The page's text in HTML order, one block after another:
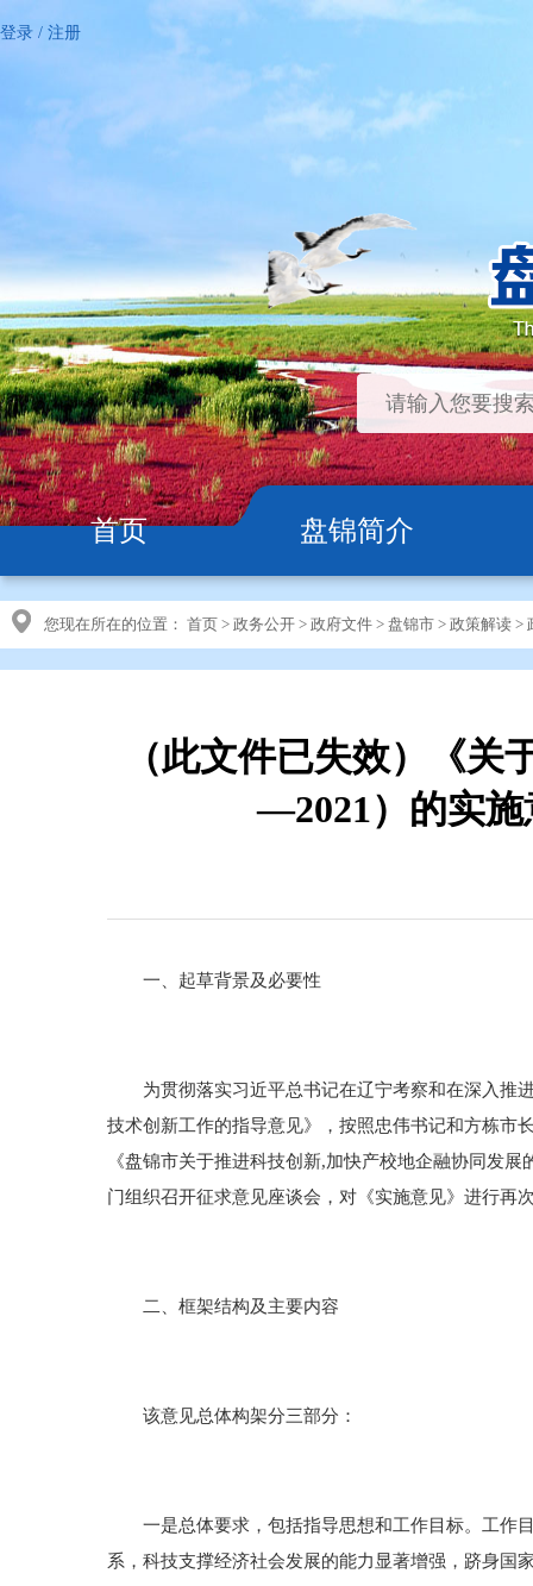
登录 / 注册
首页 盘锦简介
您现在所在的位置： 首页 > 政务公开 > 政府文件 > 盘锦市 > 政策解读 >
（此文件已失效）《关
—2021）的实施
一、起草背景及必要性
为贯彻落实习近平总书记在辽宁考察和在深入推进
技术创新工作的指导意见》，按照忠伟书记和方栋市
《盘锦市关于推进科技创新,加快产校地企融协同发
门组织召开征求意见座谈会，对《实施意见》进行再
二、框架结构及主要内容
该意见总体构架分三部分：
一是总体要求，包括指导思想和工作目标。工作目
系，科技支撑经济社会发展的能力显著增强，跻身国